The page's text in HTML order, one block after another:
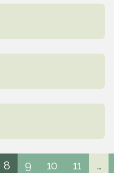
8 9 10 11 ...